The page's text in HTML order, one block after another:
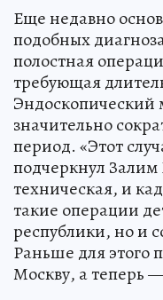
Еще недавно
подобных
полостная
требующая
Эндоскопический
значительно
период. «Этот
подчеркнул Залим
техническая, и
такие операции
республики, но и
Раньше для этого
Москву, а теперь